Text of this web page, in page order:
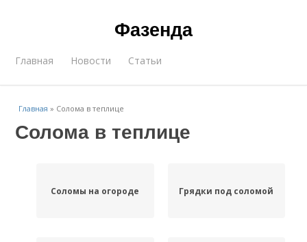
Фазенда
Главная Новости Статьи
Главная » Солома в теплице
Солома в теплице
Соломы на огороде Грядки под соломой